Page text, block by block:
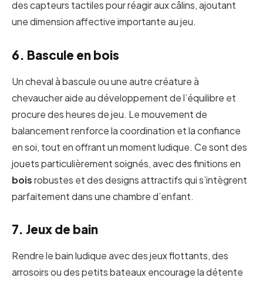
des capteurs tactiles pour réagir aux câlins, ajoutant
une dimension affective importante au jeu.
6. Bascule en bois
Un cheval à bascule ou une autre créature à
chevaucher aide au développement de l’équilibre et
procure des heures de jeu. Le mouvement de
balancement renforce la coordination et la confiance
en soi, tout en offrant un moment ludique. Ce sont des
jouets particulièrement soignés, avec des finitions en
boisrobustes et des designs attractifs qui s’intègrent
parfaitement dans une chambre d’enfant.
7. Jeux de bain
Rendre le bain ludique avec des jeux flottants, des
arrosoirs ou des petits bateaux encourage la détente